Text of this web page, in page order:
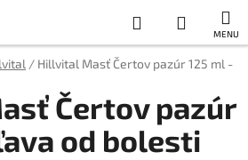
Hľadať
KOŠÍK
/ Hillvital Masť Čertov pazúr 125 ml -
Čertov pazúr
od bolesti